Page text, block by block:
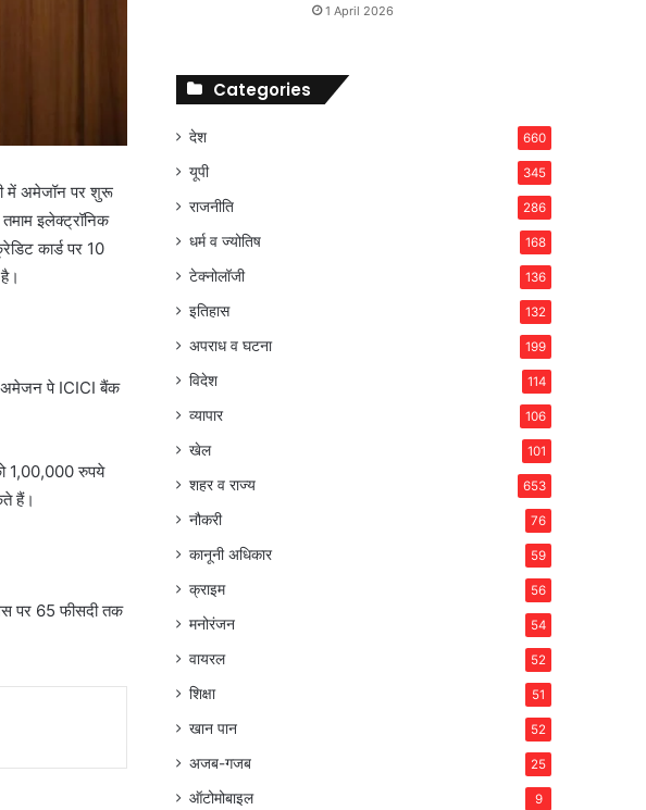
में अमेजॉन पर शुरू
इलेक्ट्रॉनिक
कार्ड पर 10
अमेजन पे ICICI बैंक
1,00,000 रुपये
हैं।
पर 65 फीसदी तक
1 April 2026
Categories
देश 660
यूपी 345
राजनीति 286
धर्म व ज्योतिष 168
टेक्नोलॉजी 136
इतिहास 132
अपराध व घटना 199
विदेश 114
व्यापार 106
खेल 101
शहर व राज्य 653
नौकरी 76
कानूनी अधिकार 59
क्राइम 56
मनोरंजन 54
वायरल 52
शिक्षा 51
खान पान 52
अजब-गजब 25
ऑटोमोबाइल 9